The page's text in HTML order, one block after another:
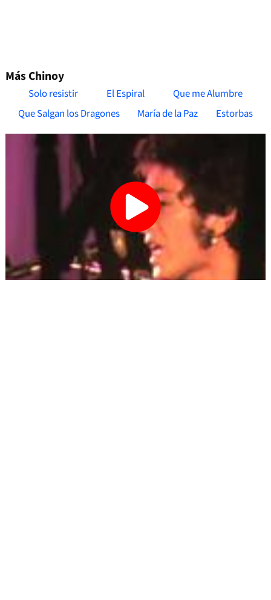
Más Chinoy
Solo resistir El Espiral
Que me Alumbre
Que Salgan los Dragones
María de la Paz Estorbas